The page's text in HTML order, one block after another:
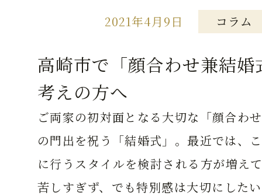
2021年4月9日 コラム
高崎市で「顔合わせ兼結婚
考えの方へ
ご両家の初対面となる大切な「顔合わ
の門出を祝う「結婚式」。最近では、
に行うスタイルを検討される方が増え
苦しすぎず、でも特別感は大切にした